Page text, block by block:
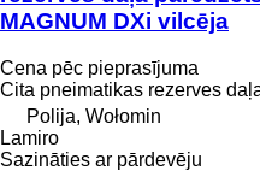
MAGNUM DXi vilcēja
Cena pēc pieprasījuma
Cita pneimatikas rezerves
Polija, Wołomin
Lamiro
Sazināties ar pārdevēju